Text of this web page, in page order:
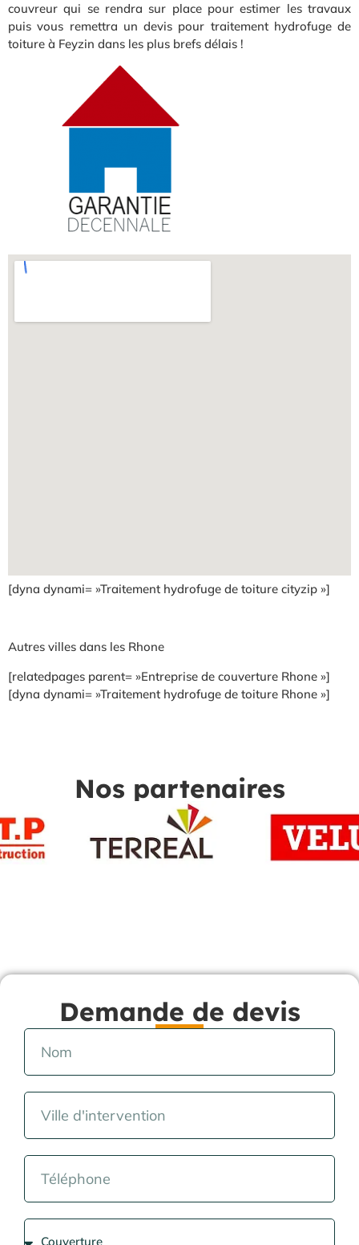
couvreur qui se rendra sur place pour estimer les travaux
puis vous remettra un devis pour traitement hydrofuge de
toiture à Feyzin dans les plus brefs délais !
[dyna dynami= »Traitement hydrofuge de toiture cityzip »]
Autres villes dans les Rhone
[relatedpages parent= »Entreprise de couverture Rhone »]
[dyna dynami= »Traitement hydrofuge de toiture Rhone »]
Nos partenaires
Demande de devis